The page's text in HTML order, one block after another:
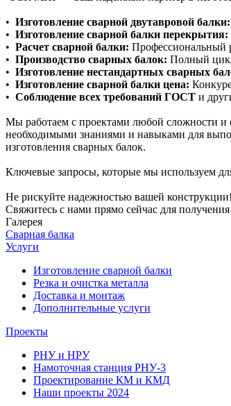
• Изготовление сварной двутавровой балки:
• Изготовление сварной балки перекрытия:
• Расчет сварной балки: Профессиональный
• Производство сварных балок: Полный
• Изготовление нестандартных сварных
• Изготовление сварной балки цена:
• Соблюдение всех требований ГОСТ и
Мы работаем с проектами любой сложности и
необходимыми знаниями и навыками для
изготовления сварных балок.
Ключевые запросы, которые мы используем
Не рискуйте надежностью вашей
Свяжитесь с нами прямо сейчас для
Галерея
Сварная балка
Услуги
Изготовление сварной балки
Резка и очистка металла
Доставка и монтаж
Дополнительные услуги
Проекты
РНУ и НРУ
Намоточная станция РНУ-3
Проектирование КМ и КМД
Наши проекты 2024